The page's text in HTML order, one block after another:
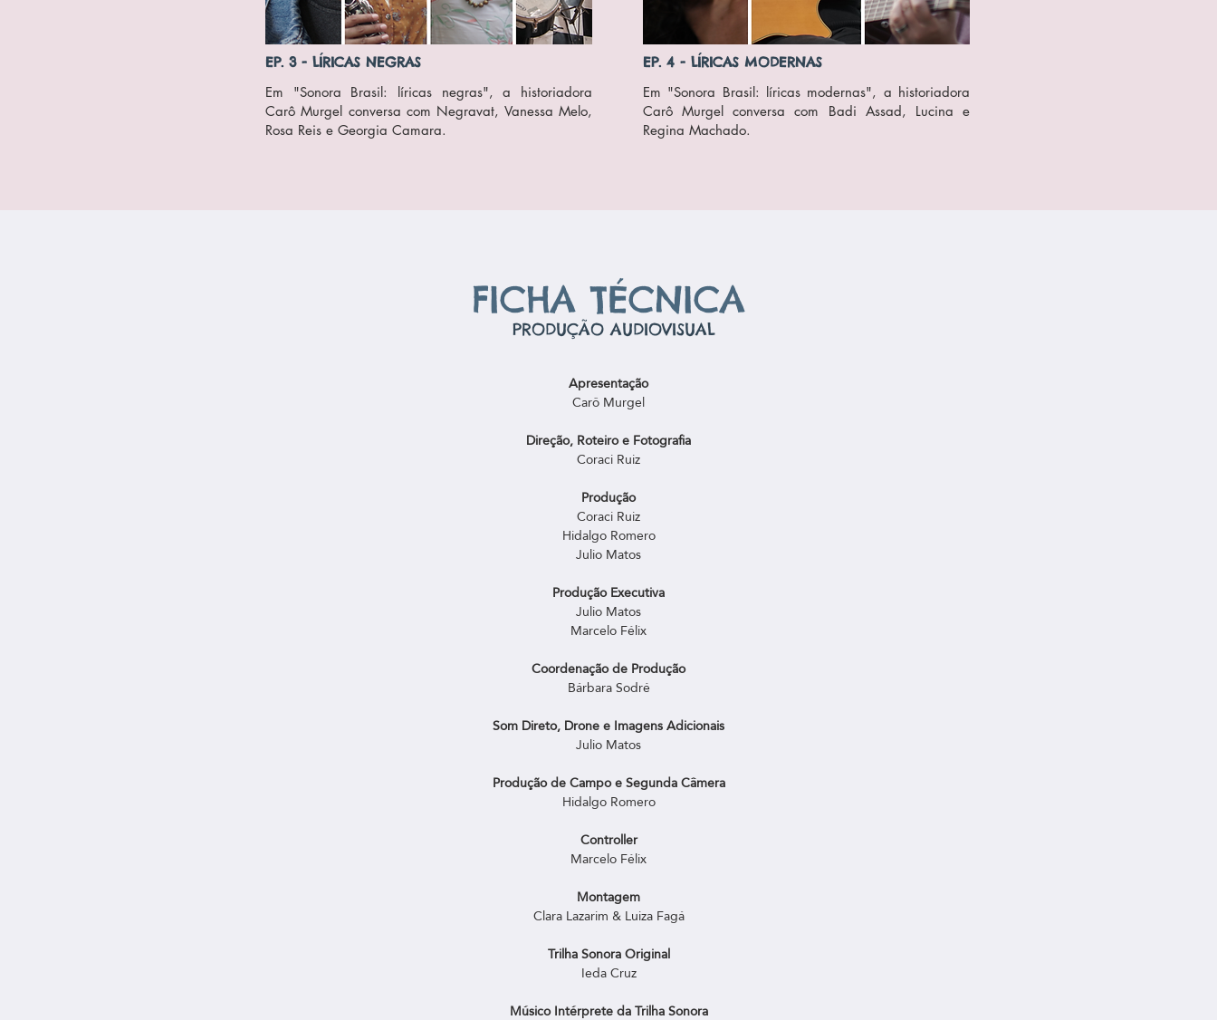
EP. 3 - LÍRICAS NEGRAS
Em "Sonora Brasil: líricas negras", a historiadora
Carô Murgel conversa com Negravat, Vanessa Melo,
Rosa Reis e Georgia Camara.
EP. 4 - LÍRICAS MODERNAS
Em "Sonora Brasil: líricas modernas", a historiadora
Carô Murgel conversa com Badi Assad, Lucina e
Regina Machado.
PRODUÇÃO AUDIOVISUAL
FICHA TÉCNICA
Apresentação
Carô Murgel
Direção, Roteiro e Fotografia
Coraci Ruiz
Produção
Coraci Ruiz
Hidalgo Romero
Julio Matos
Produção Executiva
Julio Matos
Marcelo Félix
Coordenação de Produção
Bárbara Sodré
Som Direto, Drone e Imagens Adicionais
Julio Matos
Produção de Campo e Segunda Câmera
Hidalgo Romero
Controller
Marcelo Félix
Montagem
Clara Lazarim & Luiza Fagá
Trilha Sonora Original
Ieda Cruz
Músico Intérprete da Trilha Sonora